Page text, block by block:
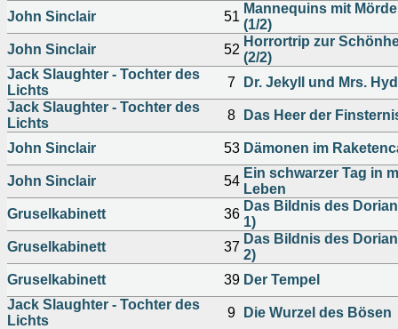
John Sinclair 51
Mannequins mit
(1/2)
John Sinclair
52
Horrortrip zur
(2/2)
Jack Slaughter - Tochter des
Lichts
7
Dr. Jekyll und Mrs.
Jack Slaughter - Tochter des
Lichts
8 Das Heer der
John Sinclair 53 Dämonen im
John Sinclair 54
Ein schwarzer Tag in
Leben
Gruselkabinett
36
Das Bildnis des
1)
Gruselkabinett
37
Das Bildnis des
2)
Gruselkabinett
39 Der Tempel
Jack Slaughter - Tochter des
Lichts
9 Die Wurzel des Bösen